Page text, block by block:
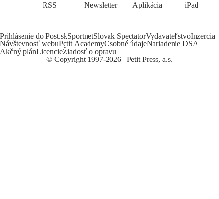
RSS Newsletter Aplikácia iPad
Prihlásenie do Post.skSportnetSlovak SpectatorVydavateľstvoInzercia
Návštevnosť webuPetit AcademyOsobné údajeNariadenie DSA
Akčný plánLicencieŽiadosť o opravu
© Copyright 1997-2026 | Petit Press, a.s.